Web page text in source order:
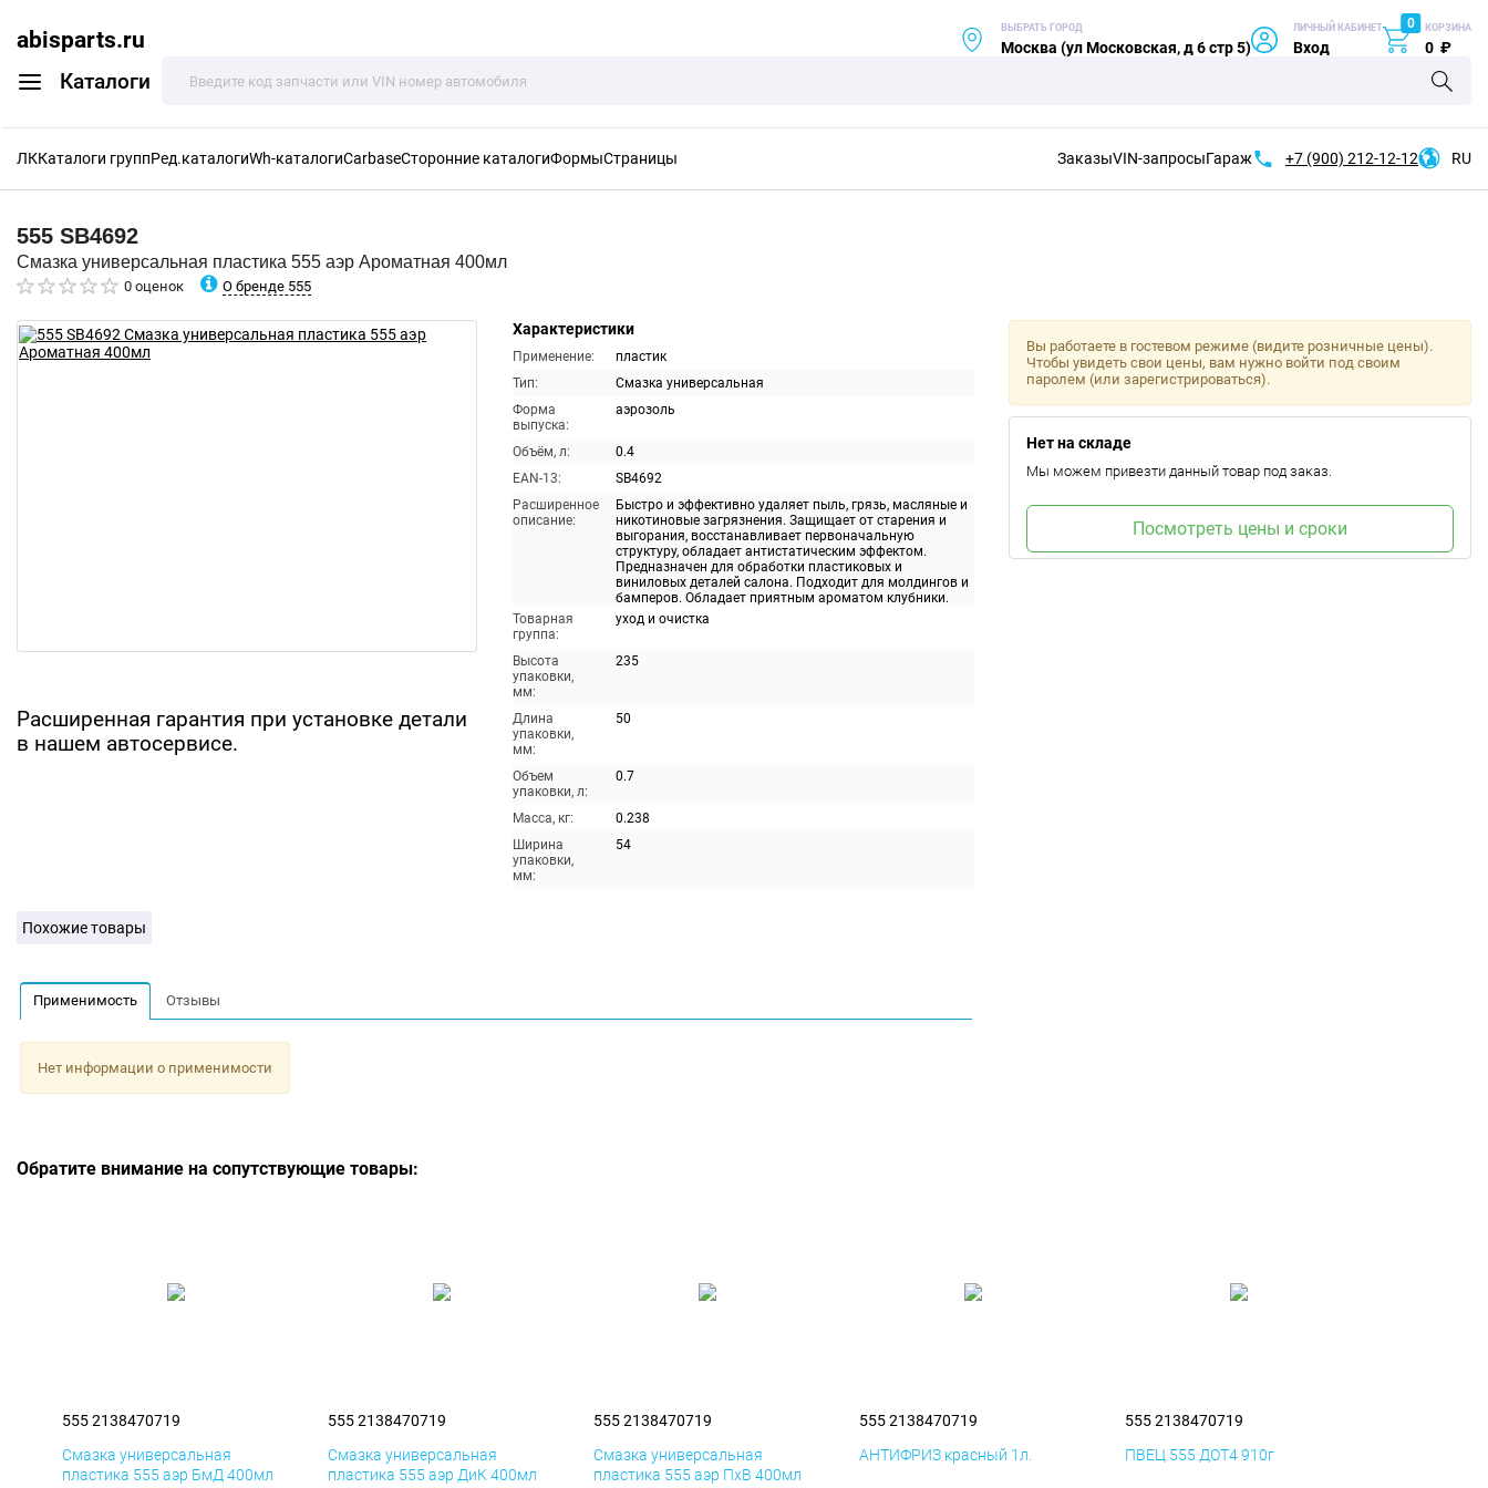
abisparts.ru
Каталоги
ВЫБРАТЬ ГОРОД
Москва (ул Московская, д 6 стр 5)
ЛИЧНЫЙ КАБИНЕТ
Вход
0 КОРЗИНА
0 ₽
ЛККаталоги группРед.каталогиWh-каталогиCarbaseСторонние каталогиФормыСтраницы ЗаказыVIN-запросыГараж +7 (900) 212-12-12 RU
555 SB4692
Смазка универсальная пластика 555 аэр Ароматная 400мл
0 оценок О бренде 555
Расширенная гарантия при установке детали
в нашем автосервисе.
Характеристики
Применение:
пластик
Тип:
Смазка универсальная
Форма
выпуска:
аэрозоль
Объём, л:
0.4
EAN-13:
SB4692
Расширенное
описание:
Быстро и эффективно удаляет пыль, грязь, масляные и
никотиновые загрязнения. Защищает от старения и
выгорания, восстанавливает первоначальную
структуру, обладает антистатическим эффектом.
Предназначен для обработки пластиковых и
виниловых деталей салона. Подходит для молдингов и
бамперов. Обладает приятным ароматом клубники.
Товарная
группа:
уход и очистка
Высота
упаковки,
мм:
235
Длина
упаковки,
мм:
50
Объем
упаковки, л:
0.7
Масса, кг:
0.238
Ширина
упаковки,
мм:
54
Вы работаете в гостевом режиме (видите розничные цены).
Чтобы увидеть свои цены, вам нужно войти под своим
паролем (или зарегистрироваться).
Нет на складе
Мы можем привезти данный товар под заказ.
Посмотреть цены и сроки
Похожие товары
Применимость Отзывы
Нет информации о применимости
Обратите внимание на сопутствующие товары:
555 2138470719
Смазка универсальная
пластика 555 аэр БмД 400мл
555 2138470719
Смазка универсальная
пластика 555 аэр ДиК 400мл
555 2138470719
Смазка универсальная
пластика 555 аэр ПхВ 400мл
555 2138470719
АНТИФРИЗ красный 1л.
555 2138470719
ПВЕЦ 555 ДОТ4 910г